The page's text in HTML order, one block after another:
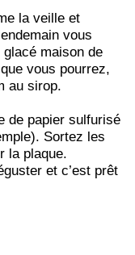
la veille et
vous
maison de
vous pourrez,
au sirop.
de papier sulfurisé
Sortez les
la plaque.
et c’est prêt